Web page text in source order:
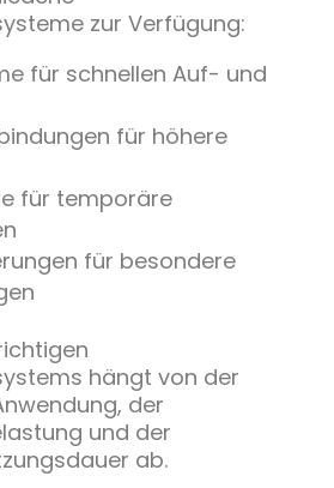
zur Verfügung:
für schnellen Auf- und
für höhere
für temporäre
für besondere
hängt von der
der
und der
ab.